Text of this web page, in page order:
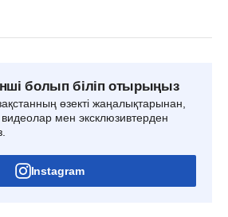
болып біліп отырыңыз
өзекті жаңалықтарынан,
мен эксклюзивтерден
Instagram